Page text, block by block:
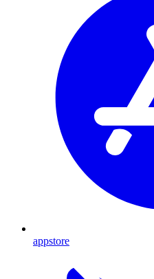
appstore